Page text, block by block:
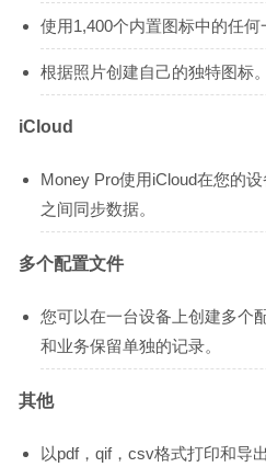
使用1,400个内置图标中的任何
根据照片创建自己的独特图标。
iCloud
Money Pro使用iCloud在您的设
之间同步数据。
多个配置文件
您可以在一台设备上创建多个
和业务保留单独的记录。
其他
以pdf，qif，csv格式打印和导出